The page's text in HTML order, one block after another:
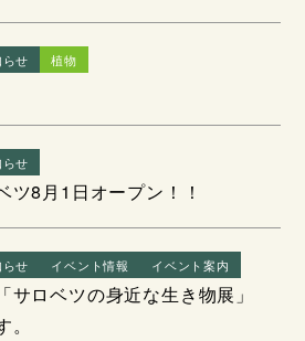
せ 植物
せ
ツ8月1日オープン！！
せ イベント情報 イベント案内
サロベツの身近な生き物展」